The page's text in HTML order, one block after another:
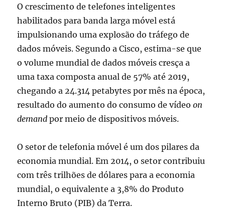
O crescimento de telefones inteligentes
habilitados para banda larga móvel está
impulsionando uma explosão do tráfego de
dados móveis. Segundo a Cisco, estima-se que
o volume mundial de dados móveis cresça a
uma taxa composta anual de 57% até 2019,
chegando a 24.314 petabytes por mês na época,
resultado do aumento do consumo de vídeoon
demand por meio de dispositivos móveis.
O setor de telefonia móvel é um dos pilares da
economia mundial. Em 2014, o setor contribuiu
com três trilhões de dólares para a economia
mundial, o equivalente a 3,8% do Produto
Interno Bruto (PIB) da Terra.